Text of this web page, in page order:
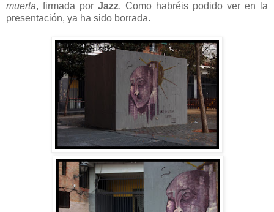
muerta, firmada por Jazz. Como habréis podido ver en la
presentación, ya ha sido borrada.